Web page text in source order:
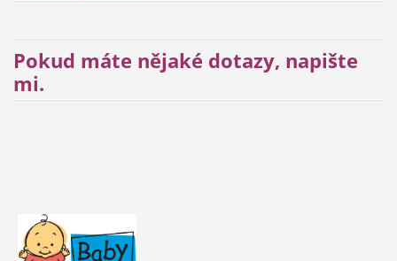
Pokud máte nějaké dotazy, napište
mi.